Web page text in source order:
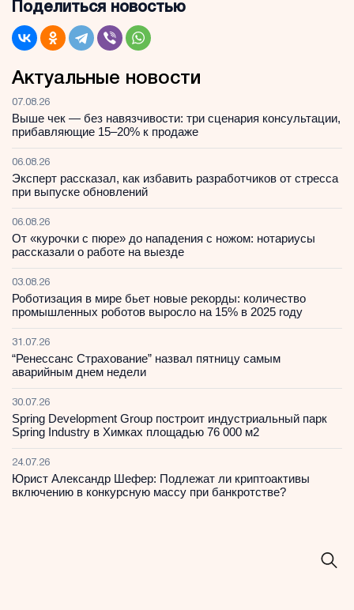
Поделиться новостью
Актуальные новости
07.08.26
Выше чек — без навязчивости: три сценария консультации,
прибавляющие 15–20% к продаже
06.08.26
Эксперт рассказал, как избавить разработчиков от стресса
при выпуске обновлений
06.08.26
От «курочки с пюре» до нападения с ножом: нотариусы
рассказали о работе на выезде
03.08.26
Роботизация в мире бьет новые рекорды: количество
промышленных роботов выросло на 15% в 2025 году
31.07.26
“Ренессанс Страхование” назвал пятницу самым
аварийным днем недели
30.07.26
Spring Development Group построит индустриальный парк
Spring Industry в Химках площадью 76 000 м2
24.07.26
Юрист Александр Шефер: Подлежат ли криптоактивы
включению в конкурсную массу при банкротстве?